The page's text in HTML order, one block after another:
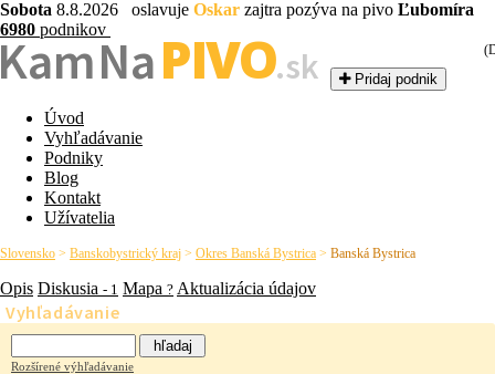
Sobota 8.8.2026 oslavuje Oskar zajtra pozýva na pivo Ľubomíra
6980 podnikovNaPIVO.sk Pridaj podnik
Úvod
Vyhľadávanie
Podniky
Blog
Kontakt
Užívatelia
Slovensko > Banskobystrický kraj > Okres Banská Bystrica > Banská Bystrica
Opis Diskusia - 1 Mapa ? Aktualizácia údajov
Vyhľadávanie
Rozšírené výhľadávanie